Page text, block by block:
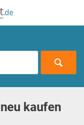
kaufen